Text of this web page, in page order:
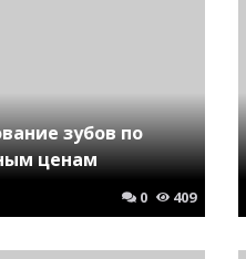
зубов по
ценам
0 409